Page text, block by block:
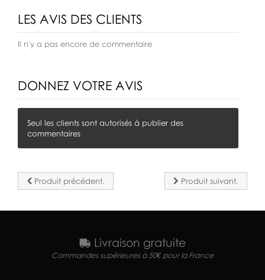
LES AVIS DES CLIENTS
Il n'y a pas encore de commentaire
DONNEZ VOTRE AVIS
Seul les clients sont autorisés à publier des
commentaires
Produit précédent. Produit suivant.
Livraison gratuite
Commandes supérieures à 50€ pour la France